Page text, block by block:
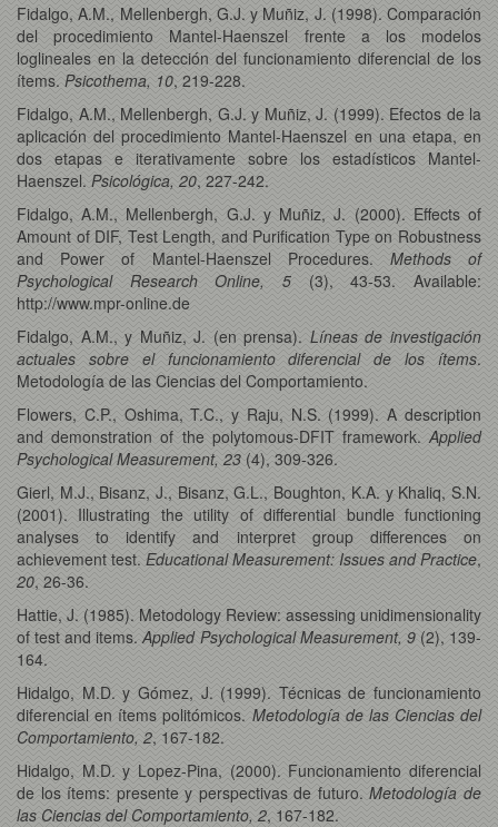
Fidalgo, A.M., Mellenbergh, G.J. y Muñiz, J. (1998). Comparación
del procedimiento Mantel-Haenszel frente a los modelos
loglineales en la detección del funcionamiento diferencial de los
ítems. Psicothema, 10, 219-228.
Fidalgo, A.M., Mellenbergh, G.J. y Muñiz, J. (1999). Efectos de la
aplicación del procedimiento Mantel-Haenszel en una etapa, en
dos etapas e iterativamente sobre los estadísticos Mantel-
Haenszel. Psicológica, 20, 227-242.
Fidalgo, A.M., Mellenbergh, G.J. y Muñiz, J. (2000). Effects of
Amount of DIF, Test Length, and Purification Type on Robustness
and Power of Mantel-Haenszel Procedures. Methods of
Psychological Research Online, 5 (3), 43-53. Available:
http://www.mpr-online.de
Fidalgo, A.M., y Muñiz, J. (en prensa). Líneas de investigación
actuales sobre el funcionamiento diferencial de los ítems.
Metodología de las Ciencias del Comportamiento.
Flowers, C.P., Oshima, T.C., y Raju, N.S. (1999). A description
and demonstration of the polytomous-DFIT framework. Applied
Psychological Measurement, 23 (4), 309-326.
Gierl, M.J., Bisanz, J., Bisanz, G.L., Boughton, K.A. y Khaliq, S.N.
(2001). Illustrating the utility of differential bundle functioning
analyses to identify and interpret group differences on
achievement test. Educational Measurement: Issues and Practice,
20, 26-36.
Hattie, J. (1985). Metodology Review: assessing unidimensionality
of test and items.Applied Psychological Measurement, 9(2), 139-
164.
Hidalgo, M.D. y Gómez, J. (1999). Técnicas de funcionamiento
diferencial en ítems politómicos. Metodología de las Ciencias del
Comportamiento, 2, 167-182.
Hidalgo, M.D. y Lopez-Pina, (2000). Funcionamiento diferencial
de los ítems: presente y perspectivas de futuro.Metodología de
las Ciencias del Comportamiento, 2, 167-182.